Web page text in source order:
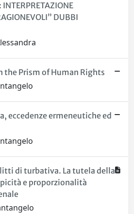
INTERPRETAZIONE
DUBBI
the Prism of Human Rights
eccedenze ermeneutiche ed
di turbativa. La tutela della
e proporzionalità